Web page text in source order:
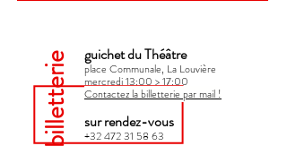
billetterie guichet du Théâtre
place Communale, La Louvière
mercredi 13:00 > 17:00​
Contactez la billetterie par mail !
sur rendez-vous
+32 472 31 58 63